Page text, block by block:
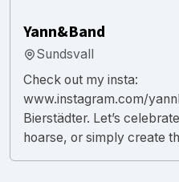
Yann&Band
Sundsvall
Check out my insta:
www.instagram.com/
Bierstädter. Let’s
hoarse, or simply create